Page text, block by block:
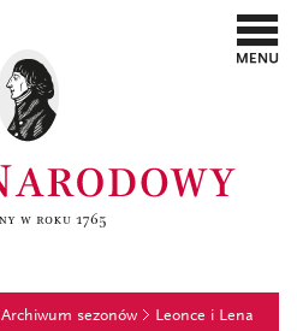
Archiwum sezonów Leonce i Lena